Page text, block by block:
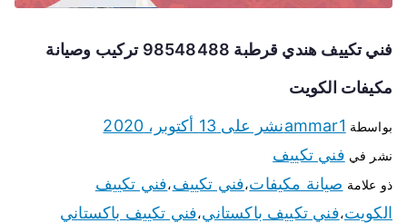
فني تكييف هندي قرطبة 98548488 تركيب وصيانة
مكيفات الكويت
بواسطة ammar1نشر على 13 أكتوبر، 2020
نشر في فني تكييف
ذو علامة صيانة مكيفات،فني تكييف،فني تكييف
الكويت،فني تكييف باكستاني،فني تكييف باكستاني